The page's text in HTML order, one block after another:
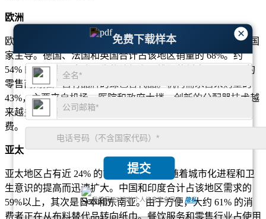
×
免费下载样本
提交
我们保证对您的个人信息完全保密.隐私
欧洲
欧洲约占29%的市场份额，由卫生标准高、环境政策严格的国
家主导。德国、法国和英国合计占该地区销量的 68%。约
54% 的消费者更喜欢可生物降解和可堆肥的纸巾，而 51% 的
零售商则推广自有品牌的绿色替代品。机构需求占采购量的
43%，主要来自机场、医院和政府大楼。创新的分配器技术越
来越多地部署在城市空间中，以提高卫生水平并减少使用浪
费。
亚太
亚太地区占有近 24% 的市场份额，并且随着城市化进程和卫
生意识的提高而迅速扩大。中国和印度合计占该地区需求的
59%以上，其次是日本和东南亚。由于方便，大约 61% 的消
费者正在从布料替代品转向纸巾。餐饮服务和零售行业占使用